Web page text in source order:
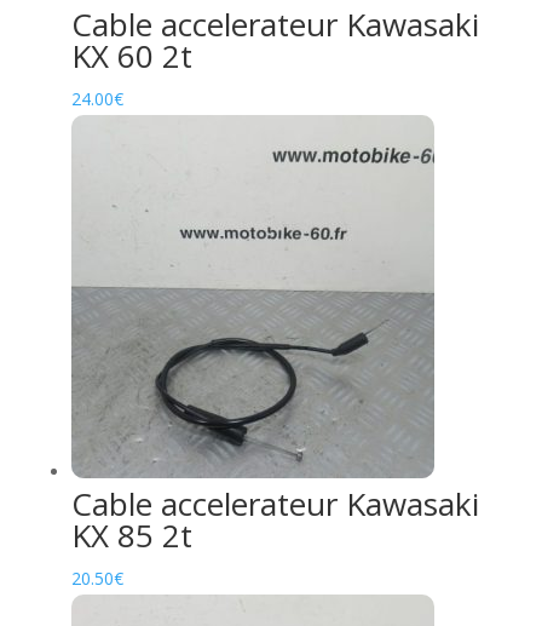
Cable accelerateur Kawasaki
KX 60 2t
24.00€
Cable accelerateur Kawasaki
KX 85 2t
20.50€